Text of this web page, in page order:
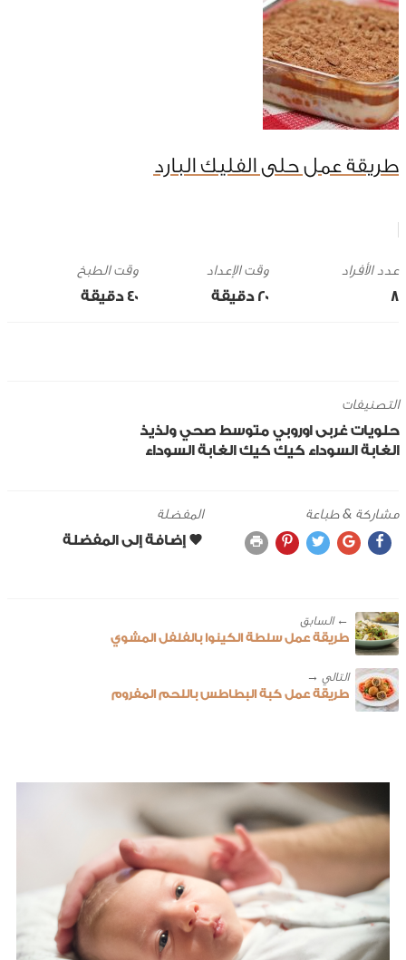
طريقة عمل حلى الفليك البارد
8
وقت الإعداد
20 ‎دقيقة
وقت الطبخ
40 ‎دقيقة
التصنيفات
حلويات غربى اوروبي متوسط صحي ولذيذ
الغابة السوداء كيك كيك الغابة السوداء
مشاركة & طباعة المفضلة
← ‎السابق
طريقة عمل سلطة الكينوا بالفلفل المشوي
طريقة عمل كبة البطاطس باللحم المفروم